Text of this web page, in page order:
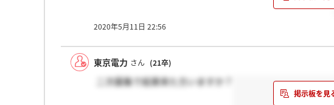
2020年5月11日 22:56
東京電力 さん (21卒)
二次募集で結果来た方いますか？